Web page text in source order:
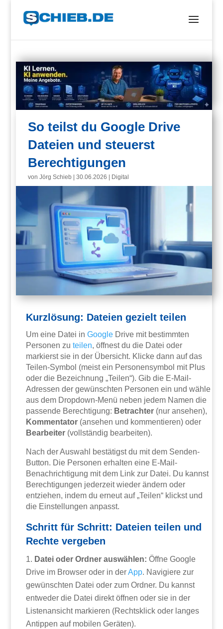
So teilst du Google Drive
Dateien und steuerst
Berechtigungen
vonJörg Schieb |30.06.2026 Digital
Kurzlösung: Dateien gezielt teilen
Um eine Datei inGoogle Drive mit bestimmten
Personen zuteilen, öffnest du die Datei oder
markierst sie in der Übersicht. Klicke dann auf das
Teilen-Symbol (meist ein Personensymbol mit Plus
oder die Bezeichnung „Teilen“). Gib die E-Mail-
Adressen der gewünschten Personen ein und wähle
aus dem Dropdown-Menü neben jedem Namen die
passende Berechtigung: Betrachter (nur ansehen),
Kommentator (ansehen und kommentieren) oder
Bearbeiter (vollständig bearbeiten).
Nach der Auswahl bestätigst du mit dem Senden-
Button. Die Personen erhalten eine E-Mail-
Benachrichtigung mit dem Link zur Datei. Du kannst
Berechtigungen jederzeit wieder ändern oder
entziehen, indem du erneut auf „Teilen“ klickst und
die Einstellungen anpasst.
Schritt für Schritt: Dateien teilen und
Rechte vergeben
Datei oder Ordner auswählen: Öffne Google
Drive im Browser oder in derApp. Navigiere zur
gewünschten Datei oder zum Ordner. Du kannst
entweder die Datei direkt öffnen oder sie in der
Listenansicht markieren (Rechtsklick oder langes
Antippen auf mobilen Geräten).